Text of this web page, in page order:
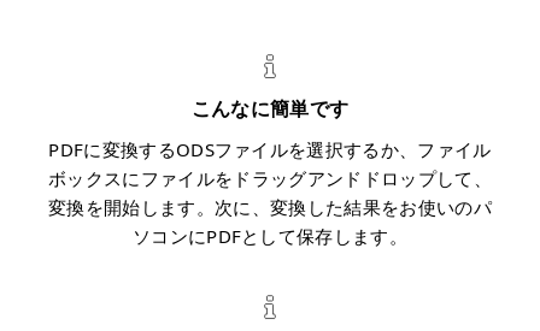
こんなに簡単です
PDFに変換するODSファイルを選択するか、ファイル
ボックスにファイルをドラッグアンドドロップして、
変換を開始します。次に、変換した結果をお使いのパ
ソコンにPDFとして保存します。